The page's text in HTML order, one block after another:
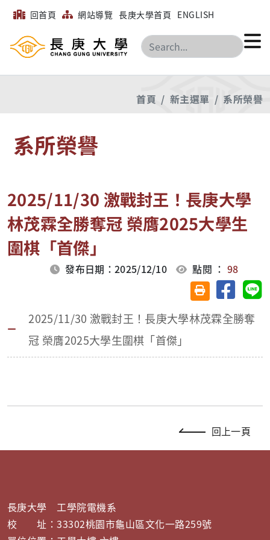
回首頁 網站導覽 長庚大學首頁 ENGLISH
搜尋
首頁 新主選單 系所榮譽
系所榮譽
2025/11/30 激戰封王！長庚大學
林茂霖全勝奪冠 榮膺2025大學生
圍棋「首傑」
發布日期：2025/12/10 點閱 ：98
友善列印(另開視
分享至
2025/11/30 激戰封王！長庚大學林茂霖全勝奪
冠 榮膺2025大學生圍棋「首傑」
回上一頁
長庚大學 工學院電機系
校 址：33302桃園市龜山區文化一路259號